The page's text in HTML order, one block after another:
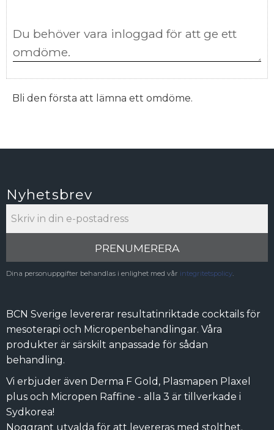
Bli den första att lämna ett omdöme.
Nyhetsbrev
PRENUMERERA
Dina personuppgifter behandlas i enlighet med vår integritetspolicy.
BCN Sverige levererar resultatinriktade cocktails för
mesoterapi och Micropenbehandlingar. Våra
produkter är särskilt anpassade för sådan
behandling.
Vi erbjuder även Derma F Gold, Plasmapen Plaxel
plus och Micropen Raffine - alla 3 är tillverkade i
Sydkorea!
Noggrant utvalda för att levereras med stolthet.